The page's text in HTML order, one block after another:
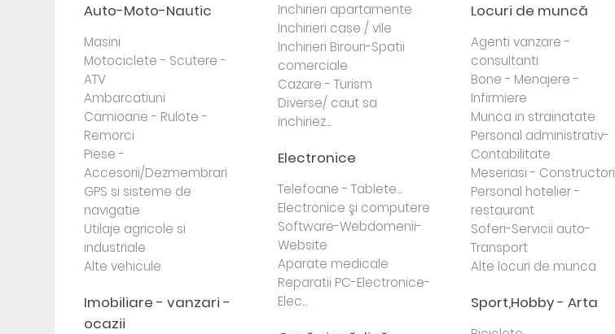
Auto-Moto-Nautic
Masini
Motociclete - Scutere -
ATV
Ambarcatiuni
Camioane - Rulote -
Remorci
Piese -
Accesorii/Dezmembrari
GPS si sisteme de
navigatie
Utilaje agricole si
industriale
Alte vehicule
Imobiliare - vanzari -
ocazii
Inchirieri apartamente
Inchirieri case / vile
Inchirieri Birouri-Spatii
comerciale
Cazare - Turism
Diverse/ caut sa
inchiriez...
Electronice
Telefoane - Tablete...
Electronice şi computere
Software-Webdomenii-
Website
Aparate medicale
Reparatii PC-Electronice-
Elec...
Locuri de muncă
Agenti vanzare -
consultanti
Bone - Menajere -
Infirmiere
Munca in strainatate
Personal administrativ-
Contabilitate
Meseriasi - Constructori
Personal hotelier -
restaurant
Soferi-Servicii auto-
Transport
Alte locuri de munca
Sport,Hobby - Arta